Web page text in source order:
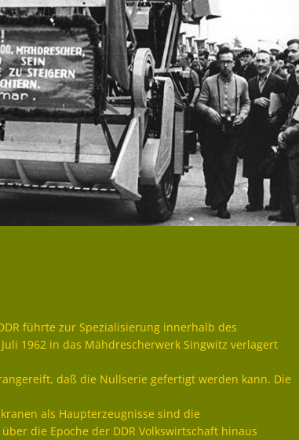
führte zur Spezialisierung innerhalb des
1962 in das Mähdrescherwerk Singwitz verlagert
daß die Nullserie gefertigt werden kann. Die
als Haupterzeugnisse sind die
die Epoche der DDR Volkswirtschaft hinaus